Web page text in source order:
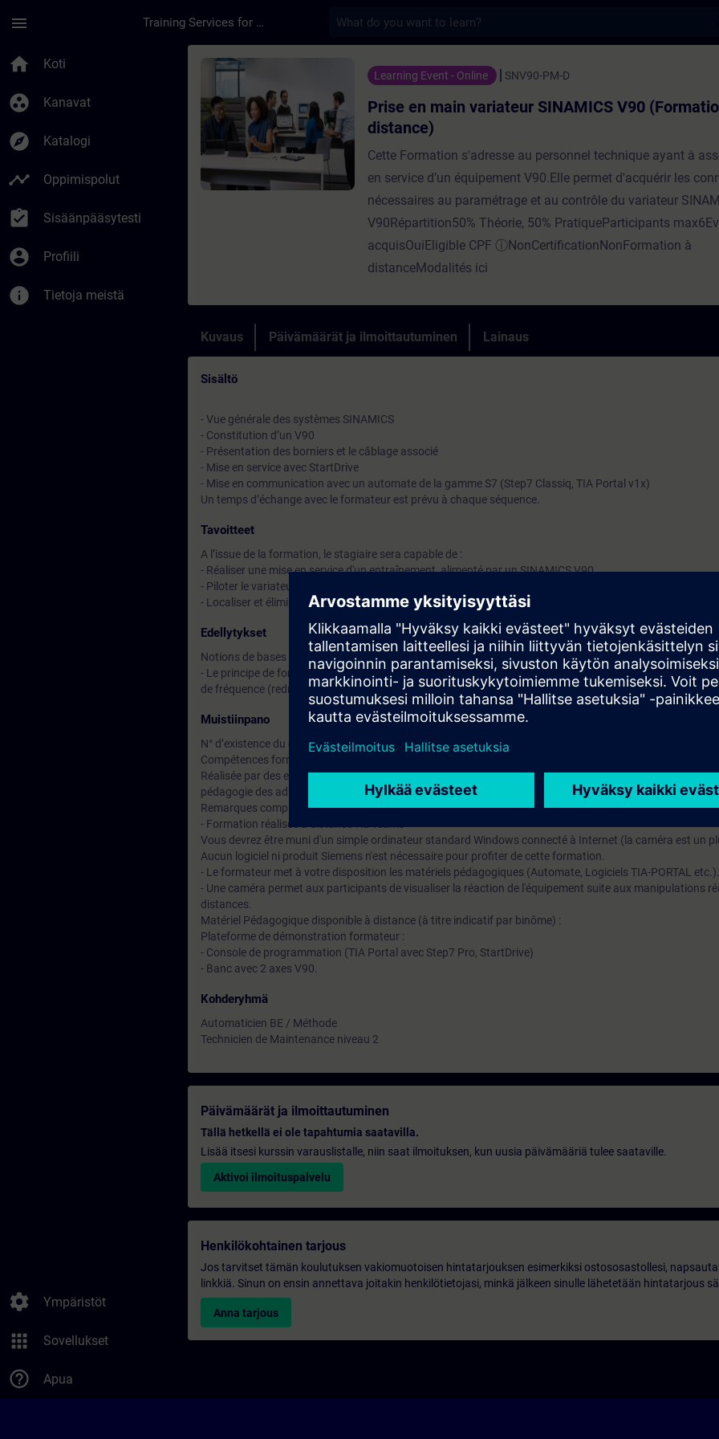
menu Training Services for Digital Industries
home Koti
group_work Kanavat
explore Katalogi
timeline Oppimispolut
assignment_turned_in Sisäänpääsytesti
account_circle Profiili
info Tietoja meistä
settings Ympäristöt
apps Sovellukset
help_outline Apua
Kurssi - Prise en main variateur SINAMICS V90 (Formation
Learning Event - Online SNV90-PM-D
Prise en main variateur SINAMICS V90
distance)
Cette Formation s'adresse au personnel technique ayant à
en service d’un équipement V90.Elle permet d'acquérir les
nécessaires au paramétrage et au contrôle du variateur
V90Répartition50% Théorie, 50% PratiqueParticipants
acquisOuiEligible CPF ⓘNonCertificationNonFormation à
distanceModalités ici
Kuvaus Päivämäärät ja ilmoittautuminen Lainaus
Sisältö
- Vue générale des systèmes SINAMICS
- Constitution d’un V90
- Présentation des borniers et le câblage associé
- Mise en service avec StartDrive
- Mise en communication avec un automate de la gamme S7 (Step7 Classiq, TIA Portal v1x)
Un temps d’échange avec le formateur est prévu à chaque séquence.
Tavoitteet
A l’issue de la formation, le stagiaire sera capable de :
- Réaliser une mise en service d'un entraînement, alimenté par un SINAMICS V90
- Piloter le variateur avec un automate de la gamme S7 A travers la liaison PROFINET
- Localiser et éliminer des défauts
Edellytykset
Notions de bases sur :
- Le principe de fonctionnement des moteurs synchrones (notions de puissance, tension, fréquence et
de fréquence (redresseurs et onduleurs) sont un plus
Muistiinpano
N° d’existence du centre de formation SITRAIN : 11 93 00 205 93
Compétences formateur :
Réalisée par des experts assurant au quotidien des missions techniques auprès des entreprises, formés
pédagogie des adultes avec un suivi et une actualisation de leurs compétences théoriques, pratiques, et
Remarques complémentaires :
- Formation réalisée à distance via Teams
Vous devrez être muni d'un simple ordinateur standard Windows connecté à Internet (la caméra est un
Aucun logiciel ni produit Siemens n'est nécessaire pour profiter de cette formation.
- Le formateur met à votre disposition les matériels pédagogiques (Automate, Logiciels TIA-PORTAL etc.).
- Une caméra permet aux participants de visualiser la réaction de l'équipement suite aux manipulations
distances.
Matériel Pédagogique disponible à distance (à titre indicatif par binôme) :
Plateforme de démonstration formateur :
- Console de programmation (TIA Portal avec Step7 Pro, StartDrive)
- Banc avec 2 axes V90.
Kohderyhmä
Automaticien BE / Méthode
Technicien de Maintenance niveau 2
Päivämäärät ja ilmoittautuminen
Tällä hetkellä ei ole tapahtumia saatavilla.
Lisää itsesi kurssin varauslistalle, niin saat ilmoituksen, kun uusia päivämääriä tulee saataville.
Aktivoi ilmoituspalvelu
Henkilökohtainen tarjous
Jos tarvitset tämän koulutuksen vakiomuotoisen hintatarjouksen esimerkiksi ostososastollesi, napsauta
linkkiä. Sinun on ensin annettava joitakin henkilötietojasi, minkä jälkeen sinulle lähetetään hintatarjous
Anna tarjous